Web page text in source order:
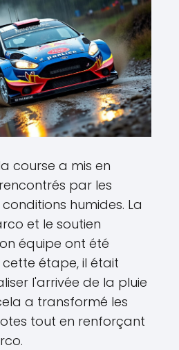
course a mis en
par les
humides. La
et le soutien
équipe ont été
cette étape, il était
l'arrivée de la pluie
a transformé les
tout en renforçant